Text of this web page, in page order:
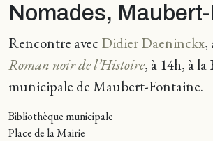
Nomades,
Rencontre avecDidier Daeninckx,
Roman noir de l’Histoire, à 14h, à
municipale de Maubert-Fontaine.
Bibliothèque municipale
Place de la Mairie